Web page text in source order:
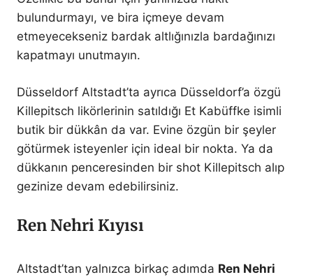
bulundurmayı, ve bira içmeye devam
etmeyecekseniz bardak altlığınızla bardağınızı
kapatmayı unutmayın.
Düsseldorf Altstadt’ta ayrıca Düsseldorf’a özgü
Killepitsch likörlerinin satıldığı Et Kabüffke isimli
butik bir dükkân da var. Evine özgün bir şeyler
götürmek isteyenler için ideal bir nokta. Ya da
dükkanın penceresinden bir shot Killepitsch alıp
gezinize devam edebilirsiniz.
Ren Nehri Kıyısı
Altstadt’tan yalnızca birkaç adımda Ren Nehri